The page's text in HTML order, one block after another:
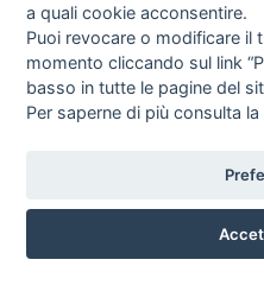
TELAIO TELATO SEZ.
FINE - MISURA 30X40
TT18X45-6-3040
ACQUISTA
a quali cookie acconsentire.
Puoi revocare o modificare il
momento cliccando sul link
basso in tutte le pagine del
Per saperne di più consulta